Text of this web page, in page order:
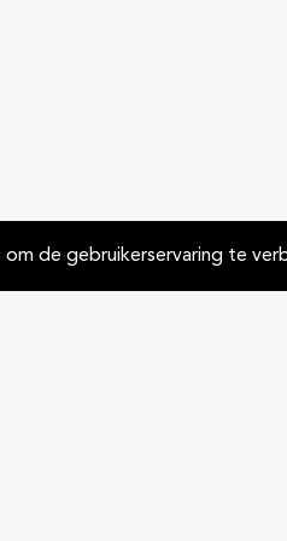
de gebruikerservaring te